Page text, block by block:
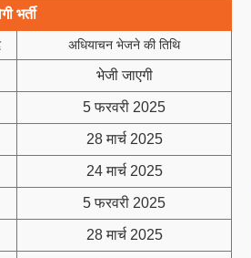
भर्ती
अधियाचन भेजने की तिथि
भेजी जाएगी
5 फरवरी 2025
28 मार्च 2025
24 मार्च 2025
5 फरवरी 2025
28 मार्च 2025